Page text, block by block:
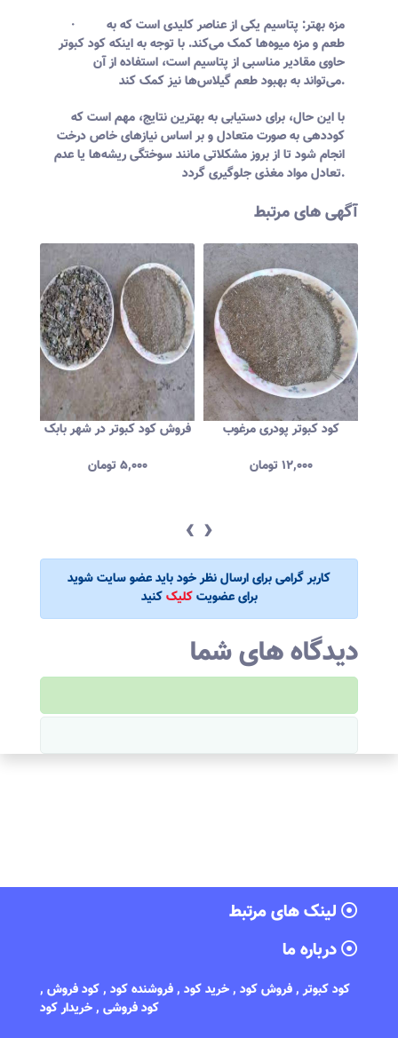
· مزه بهتر: پتاسیم یکی از عناصر کلیدی است که به
طعم و مزه میوه‌ها کمک می‌کند. با توجه به اینکه کود کبوتر
حاوی مقادیر مناسبی از پتاسیم است، استفاده از آن
می‌تواند به بهبود طعم گیلاس‌ها نیز کمک کند.
با این حال، برای دستیابی به بهترین نتایج، مهم است که
کوددهی به صورت متعادل و بر اساس نیازهای خاص درخت
انجام شود تا از بروز مشکلاتی مانند سوختگی ریشه‌ها یا عدم
تعادل مواد مغذی جلوگیری گردد.
آگهی های مرتبط
فروش کود کبوتر در شهر بابک
۵,۰۰۰ تومان
کود کبوتر پودری مرغوب
۱۲,۰۰۰ تومان
‹ ›
کاربر گرامی برای ارسال نظر خود باید عضو سایت شوید
برای عضویتکلیککنید
دیدگاه های شما
لینک های مرتبط
درباره ما
کود کبوتر , فروش کود , خرید کود , فروشنده کود , کود فروش ,
کود فروشی , خریدار کود